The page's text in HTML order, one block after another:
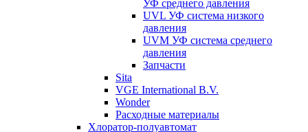
УФ среднего давления
UVL УФ система низкого
давления
UVM УФ система среднего
давления
Запчасти
Sita
VGE International B.V.
Wonder
Расходные материалы
Хлоратор-полуавтомат